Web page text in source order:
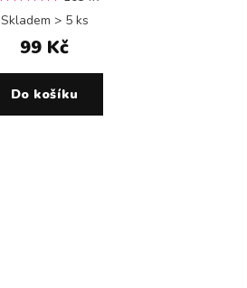
Skladem > 5 ks
99 Kč
Do košíku